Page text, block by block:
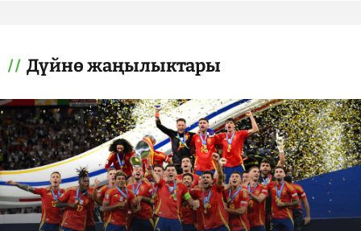
Дүйнө жаңылыктары